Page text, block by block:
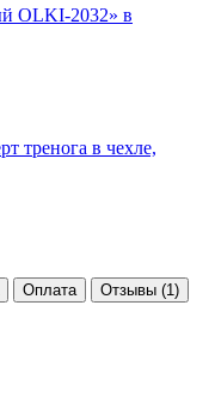
Оплата
Отзывы (1)